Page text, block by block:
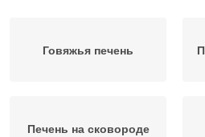
Говяжья печень
Печень на сковороде